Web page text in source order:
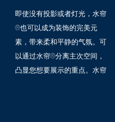
即使没有投影或者灯光，水帘
®也可以成为装饰的完美元
素，带来柔和平静的气氛。可
以通过水帘®分离主次空间，
凸显您想要展示的重点。水帘